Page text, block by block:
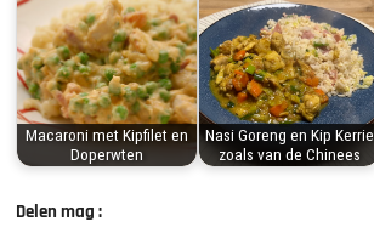
Macaroni met Kipfilet en
Doperwten
Nasi Goreng en Kip Kerrie
zoals van de Chinees
Delen mag :